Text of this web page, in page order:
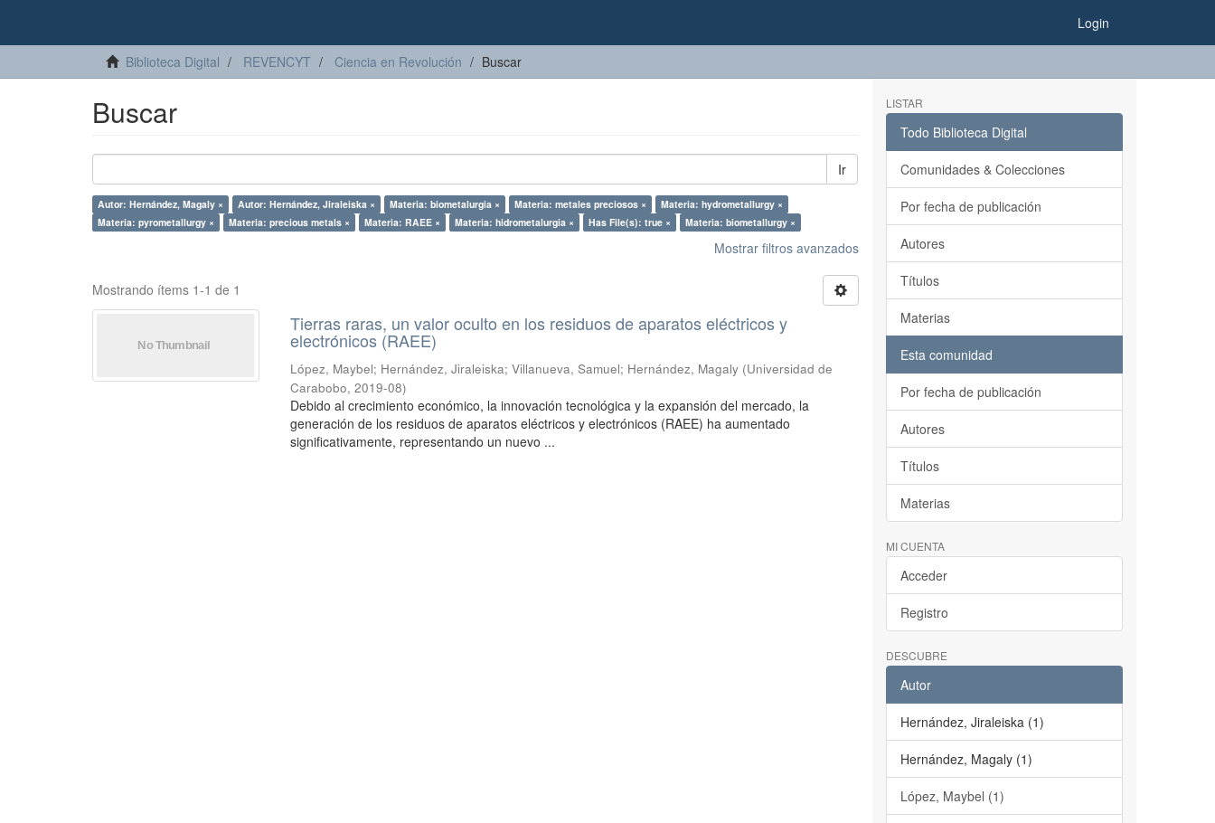
Login
Biblioteca Digital REVENCYT Ciencia en Revolución Buscar
Buscar
Ir
Autor: Hernández, Magaly × Autor: Hernández, Jiraleiska × Materia: biometalurgia × Materia: metales preciosos ×
Materia: hydrometallurgy ×
Materia: pyrometallurgy ×
Materia: precious metals × Materia: RAEE × Materia: hidrometalurgia × Has File(s): true × Materia: biometallurgy ×
Mostrar filtros avanzados
Mostrando ítems 1-1 de 1
Tierras raras, un valor oculto en los residuos de aparatos eléctricos y
electrónicos (RAEE)
López, Maybel; Hernández, Jiraleiska;Villanueva, Samuel; Hernández, Magaly (Universidad de
Carabobo,2019-08)
Debido al crecimiento económico, la innovación tecnológica y la expansión del mercado, la
generación de los residuos de aparatos eléctricos y electrónicos (RAEE) ha aumentado
significativamente, representando un nuevo ...
LISTAR
Todo Biblioteca Digital
Comunidades & Colecciones
Por fecha de publicación
Autores
Títulos
Materias
Esta comunidad
Por fecha de publicación
Autores
Títulos
Materias
MI CUENTA
Acceder
Registro
DESCUBRE
Autor
Hernández, Jiraleiska (1)
Hernández, Magaly (1)
López, Maybel (1)